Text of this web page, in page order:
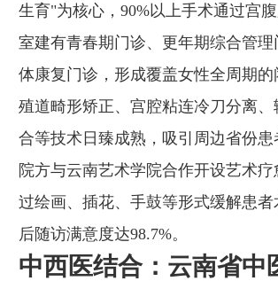
生育"为核心，90%以上手术通过宫
室建有青春期门诊、更年期综合管
体康复门诊，形成覆盖女性全周期的
殖道畸形矫正、宫腔粘连冷刀分离、
合等技术日臻成熟，吸引周边省份患
院方与云南艺术学院合作开设艺术疗
过绘画、插花、手鼓等形式缓解患
后随访满意度达98.7%。
中西医结合：云南省中